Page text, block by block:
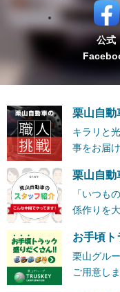
公式
栗山自動
キラリと
事をお届
栗山自動
「いつも
係作りを
お手頃ト
栗山グル
ご用意し